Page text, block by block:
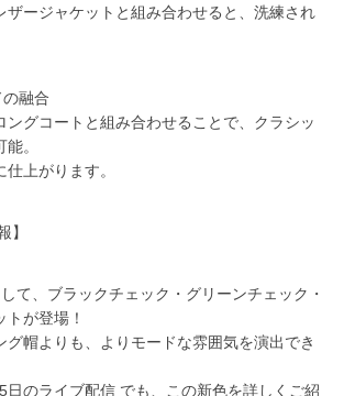
ザージャケットと組み合わせると、洗練され
融合
ングコートと組み合わせることで、クラシッ
。
仕上がります。
】
て、ブラックチェック・グリーンチェック・
が登場！
グ帽よりも、よりモードな雰囲気を演出でき
日のライブ配信 でも、この新色を詳しくご紹